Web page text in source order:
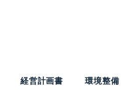
経営計画書 環境整備